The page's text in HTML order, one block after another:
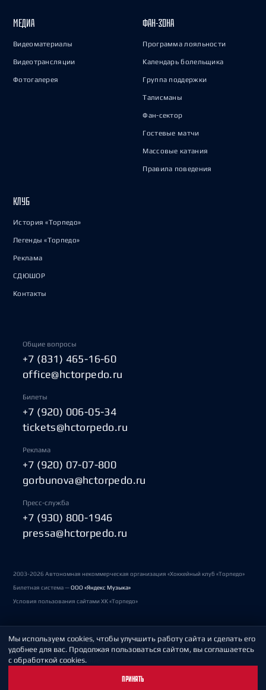
МЕДИА
Видеоматериалы
Видеотрансляции
Фотогалерея
ФАН-ЗОНА
Программа лояльности
Календарь болельщика
Группа поддержки
Талисманы
Фан-сектор
Гостевые матчи
Массовые катания
Правила поведения
КЛУБ
История «Торпедо»
Легенды «Торпедо»
Реклама
СДЮШОР
Контакты
Общие вопросы
+7 (831) 465-16-60
office@hctorpedo.ru
Билеты
+7 (920) 006-05-34
tickets@hctorpedo.ru
Реклама
+7 (920) 07-07-800
gorbunova@hctorpedo.ru
Пресс-служба
+7 (930) 800-1946
pressa@hctorpedo.ru
2003-2026 Автономная некоммерческая организация «Хоккейный клуб «Торпедо»
Билетная система —ООО «Яндекс Музыка»
Условия пользования сайтами ХК «Торпедо»
Политика обработки персональных данных
Пользовательское соглашение
Мы используем cookies, чтобы улучшить работу сайта и сделать его
удобнее для вас. Продолжая пользоваться сайтом, вы соглашаетесь
с обработкой cookies.
ПРИНЯТЬ